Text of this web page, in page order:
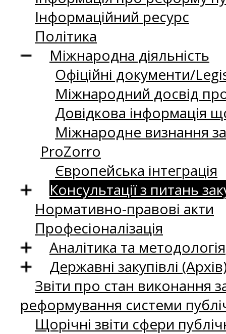
Інформаційний ресурс
Політика
Міжнародна діяльність
Офіційні документи/
Міжнародний досвід
Довідкова інформація
Міжнародне визнання
ProZorro
Європейська інтеграція
Консультації з питань
Нормативно-правові акти
Професіоналізація
Аналітика та методологія
Державні закупівлі
Звіти про стан виконання
реформування системи
Щорічні звіти сфери